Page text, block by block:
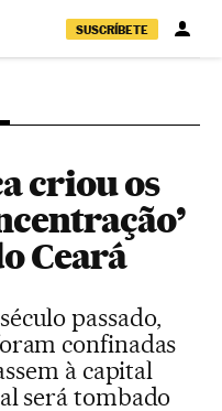
SUSCRÍBETE
criou os
Ceará
passado,
confinadas
à capital
será tombado